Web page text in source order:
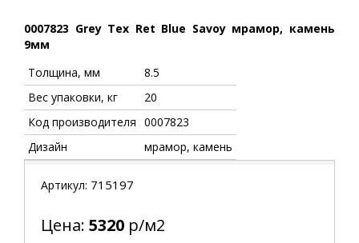
0007823 Grey Tex Ret Blue Savoy мрамор, камень
9мм
Толщина, мм
8.5
Вес упаковки, кг
20
Код производителя 0007823
Дизайн
мрамор, камень
Артикул: 715197
Цена: 5320 р/м2